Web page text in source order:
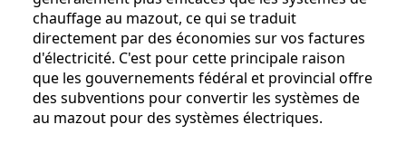
chauffage au mazout, ce qui se traduit
directement par des économies sur vos factures
d'électricité. C'est pour cette principale raison
que les gouvernements fédéral et provincial offre
des subventions pour convertir les systèmes de
au mazout pour des systèmes électriques.